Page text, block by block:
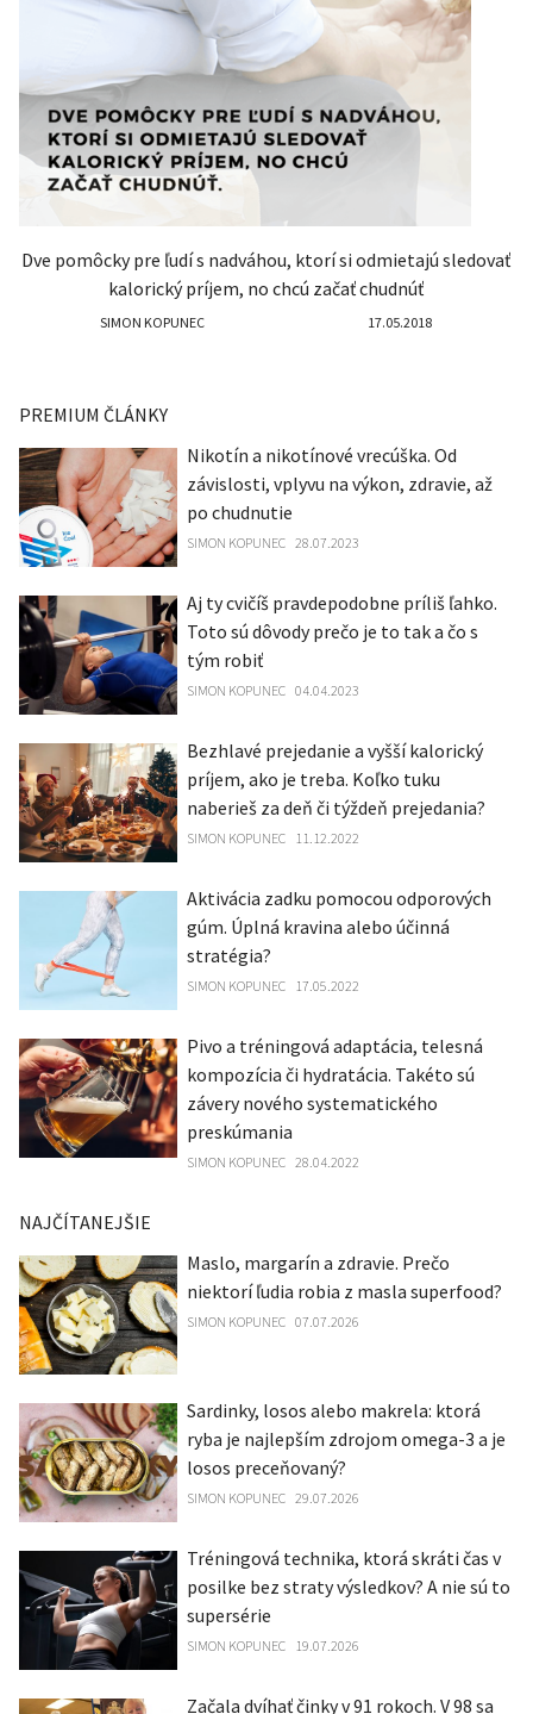
Dve pomôcky pre ľudí s nadváhou, ktorí si odmietajú sledovať
kalorický príjem, no chcú začať chudnúť
SIMON KOPUNEC 17.05.2018
PREMIUM ČLÁNKY
Nikotín a nikotínové vrecúška. Od
závislosti, vplyvu na výkon, zdravie, až
po chudnutie
SIMON KOPUNEC 28.07.2023
Aj ty cvičíš pravdepodobne príliš ľahko.
Toto sú dôvody prečo je to tak a čo s
tým robiť
SIMON KOPUNEC 04.04.2023
Bezhlavé prejedanie a vyšší kalorický
príjem, ako je treba. Koľko tuku
naberieš za deň či týždeň prejedania?
SIMON KOPUNEC 11.12.2022
Aktivácia zadku pomocou odporových
gúm. Úplná kravina alebo účinná
stratégia?
SIMON KOPUNEC 17.05.2022
Pivo a tréningová adaptácia, telesná
kompozícia či hydratácia. Takéto sú
závery nového systematického
preskúmania
SIMON KOPUNEC 28.04.2022
NAJČÍTANEJŠIE
Maslo, margarín a zdravie. Prečo
niektorí ľudia robia z masla superfood?
SIMON KOPUNEC 07.07.2026
Sardinky, losos alebo makrela: ktorá
ryba je najlepším zdrojom omega-3 a je
losos preceňovaný?
SIMON KOPUNEC 29.07.2026
Tréningová technika, ktorá skráti čas v
posilke bez straty výsledkov? A nie sú to
supersérie
SIMON KOPUNEC 19.07.2026
Začala dvíhať činky v 91 rokoch. V 98 sa